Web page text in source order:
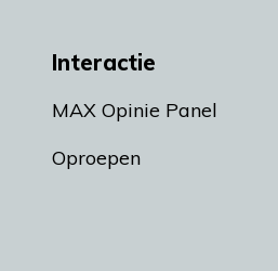
Interactie
MAX Opinie Panel
Oproepen